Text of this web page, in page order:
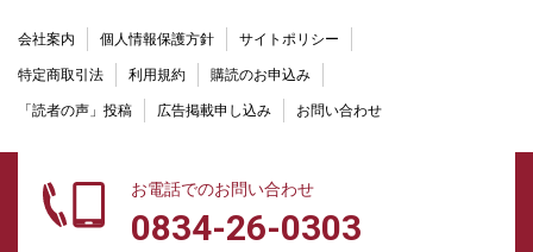
会社案内 個人情報保護方針 サイトポリシー
特定商取引法 利用規約 購読のお申込み
「読者の声」投稿 広告掲載申し込み お問い合わせ
お電話でのお問い合わせ
0834-26-0303